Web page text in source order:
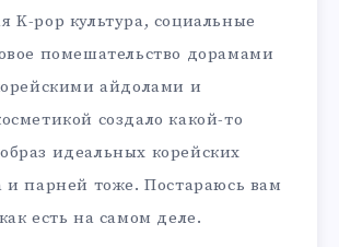
K-pop культура, социальные
помешательство дорамами
айдолами и
создало какой-то
идеальных корейских
и парней тоже. Постараюсь вам
есть на самом деле.